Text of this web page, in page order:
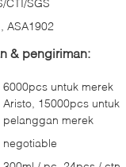
CTI/SGS
ASA1902
& pengiriman:
6000pcs untuk merek
Aristo, 15000pcs untuk
pelanggan merek
negotiable